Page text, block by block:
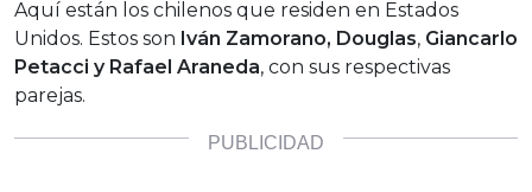
Aquí están los chilenos que residen en Estados
Unidos. Estos son Iván Zamorano, Douglas, Giancarlo
Petacci y Rafael Araneda, con sus respectivas
parejas.